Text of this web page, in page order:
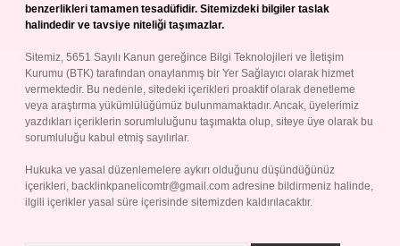
benzerlikleri tamamen tesadüfidir. Sitemizdeki bilgiler taslak
halindedir ve tavsiye niteliği taşımazlar.
Sitemiz, 5651 Sayılı Kanun gereğince Bilgi Teknolojileri ve İletişim
Kurumu (BTK) tarafından onaylanmış bir Yer Sağlayıcı olarak hizmet
vermektedir. Bu nedenle, sitedeki içerikleri proaktif olarak denetleme
veya araştırma yükümlülüğümüz bulunmamaktadır. Ancak, üyelerimiz
yazdıkları içeriklerin sorumluluğunu taşımakta olup, siteye üye olarak bu
sorumluluğu kabul etmiş sayılırlar.
Hukuka ve yasal düzenlemelere aykırı olduğunu düşündüğünüz
içerikleri, backlinkpanelicomtr@gmail.com adresine bildirmeniz halinde,
ilgili içerikler yasal süre içerisinde sitemizden kaldırılacaktır.